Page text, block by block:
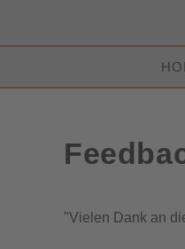
"Vielen Dank an